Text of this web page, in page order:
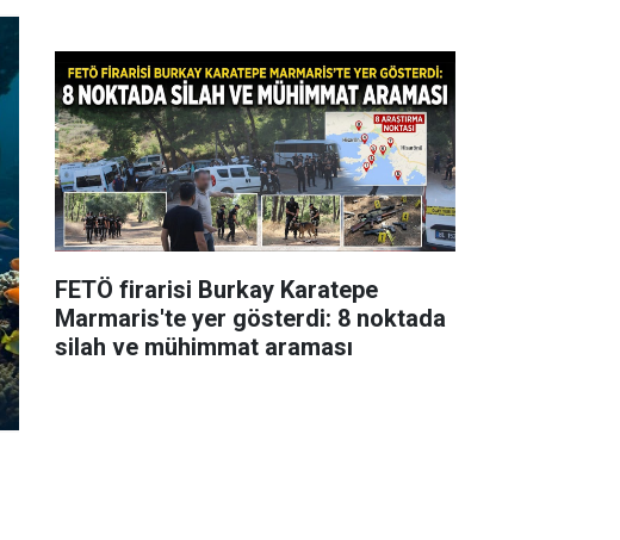
FETÖ firarisi Burkay Karatepe
Marmaris'te yer gösterdi: 8 noktada
silah ve mühimmat araması